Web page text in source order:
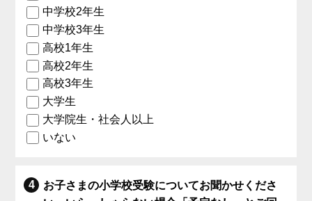
中学校2年生
中学校3年生
高校1年生
高校2年生
高校3年生
大学生
大学院生・社会人以上
いない
お子さまの小学校受験についてお聞かせくださ